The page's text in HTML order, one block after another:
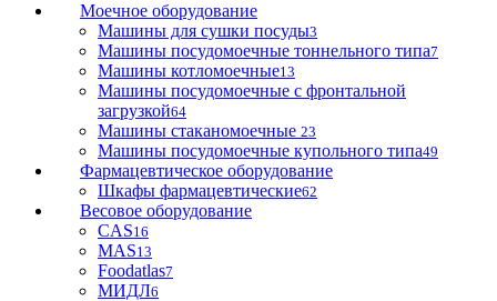
Моечное оборудование
Машины для сушки посуды3
Машины посудомоечные тоннельного типа7
Машины котломоечные13
Машины посудомоечные с фронтальной
загрузкой64
Машины стаканомоечные 23
Машины посудомоечные купольного типа49
Фармацевтическое оборудование
Шкафы фармацевтические62
Весовое оборудование
CAS16
MAS13
Foodatlas7
МИДЛ6